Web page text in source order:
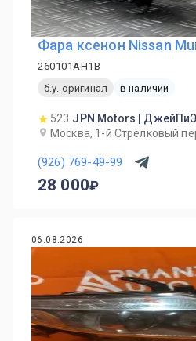
Фара ксенон Nissan
260101AH1B
б.у. оригинал
в наличии
523 JPN Motors |
Москва, 1-й Cтрелковый
(926) 769-49-99
28 000
06.08.2026